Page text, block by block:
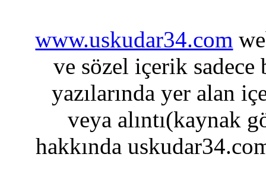
www.uskudar34.com
ve sözel içerik sadece
yazılarında yer alan
veya alıntı(kaynak
hakkında